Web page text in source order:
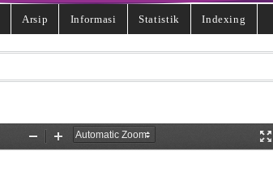
Arsip Informasi Statistik Indexing